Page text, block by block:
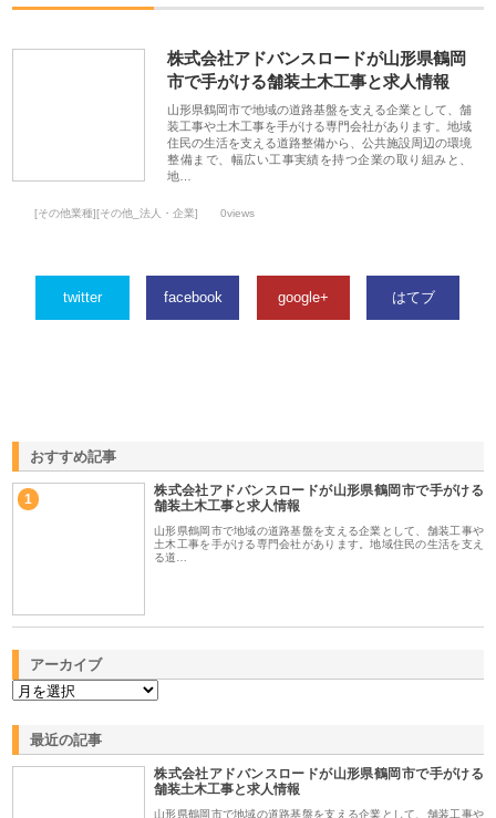
株式会社アドバンスロードが山形県鶴岡
市で手がける舗装土木工事と求人情報
山形県鶴岡市で地域の道路基盤を支える企業として、舗
装工事や土木工事を手がける専門会社があります。地域
住民の生活を支える道路整備から、公共施設周辺の環境
整備まで、幅広い工事実績を持つ企業の取り組みと、
地…
[その他業種][その他_法人・企業] 0views
twitter facebook google+ はてブ
おすすめ記事
1
株式会社アドバンスロードが山形県鶴岡市で手がける
舗装土木工事と求人情報
山形県鶴岡市で地域の道路基盤を支える企業として、舗装工事や
土木工事を手がける専門会社があります。地域住民の生活を支え
る道…
アーカイブ
最近の記事
株式会社アドバンスロードが山形県鶴岡市で手がける
舗装土木工事と求人情報
山形県鶴岡市で地域の道路基盤を支える企業として、舗装工事や